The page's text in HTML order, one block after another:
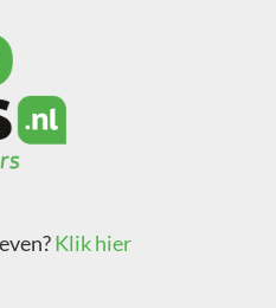
Klik hier